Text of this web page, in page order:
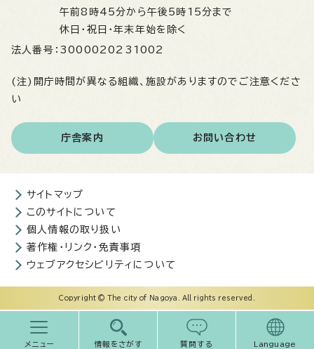
メニュー 情報をさがす 質問する Language
午前8時45分から午後5時15分まで
休日・祝日・年末年始を除く
法人番号： 3000020231002
(注)開庁時間が異なる組織、施設がありますのでご注意くださ
い
庁舎案内 お問い合わせ
サイトマップ
このサイトについて
個人情報の取り扱い
著作権・リンク・免責事項
ウェブアクセシビリティについて
Copyright © The city of Nagoya. All rights reserved.